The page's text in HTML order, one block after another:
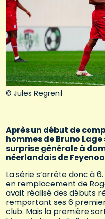
© Jules Regrenil
Après un début de
hommes de Bruno
surprise générale à
néerlandais de
La série s’arrête donc à
en remplacement de
avait réalisé des débuts
remportant ses 6
club. Mais la première